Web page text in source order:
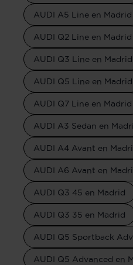
AUDI A5 Line en Madrid
AUDI Q2 Line en Madrid
AUDI Q3 Line en Madrid
AUDI Q5 Line en Madrid
AUDI Q7 Line en Madrid
AUDI A3 Sedan en
AUDI A4 Avant en
AUDI A6 Avant en
AUDI Q3 45 en Madrid
AUDI Q3 35 en Madrid
AUDI Q5 Sportback
AUDI Q5 Advanced en